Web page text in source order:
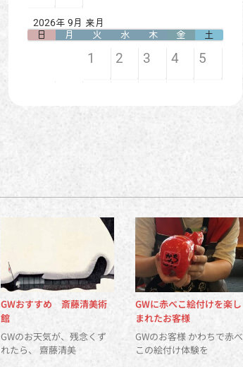
GWおすすめ 斎藤清美術
館
GWのお天気が、残念くず
れたら、 齋藤清美
GWに赤べこ絵付けを楽し
まれたお客様
GWのお客様 かわちで赤べ
この絵付け体験を